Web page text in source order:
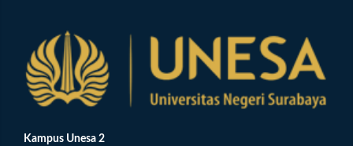
Kampus Unesa 2